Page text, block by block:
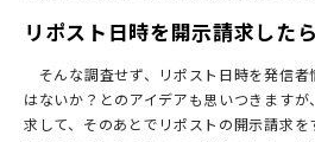
リポスト日時を開示請求した
そんな調査せず、リポスト日時を発信者
はないか？とのアイデアも思いつきます
求して、そのあとでリポストの開示請求